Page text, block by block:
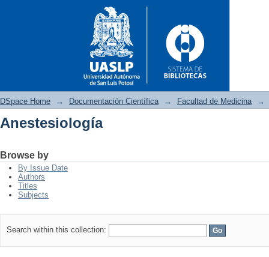
DSpace Home → Documentación Científica → Facultad de Medicina →
Anestesiología
Browse by
By Issue Date
Authors
Titles
Subjects
Search within this collection: